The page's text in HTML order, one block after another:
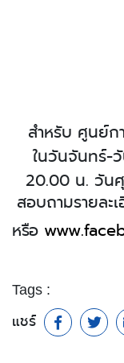
สำหรับ ศูนย์ก
ในวันจันทร์-
20.00 น. วัน
สอบถามรายละ
หรือ
Tags :
แชร์